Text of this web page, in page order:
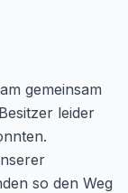
gemeinsam
leider
so den Weg